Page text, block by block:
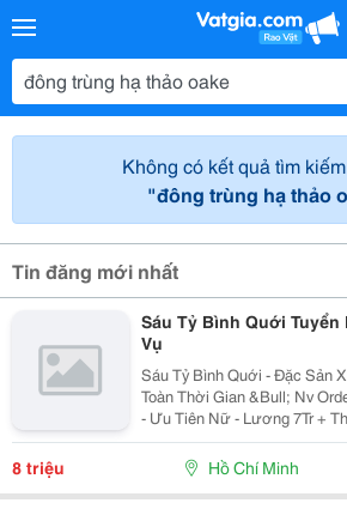
Không có kết quả tìm
"đông trùng hạ thảo
Tin đăng mới nhất
Sáu Tỷ Bình Quới Tuyển
Vụ
Sáu Tỷ Bình Quới - Đặc Sản Xứ Nẫu Cần
Toàn Thời Gian &Bull; Nv Order : 5 Người Sức Khỏe Tốt
- Ưu Tiên Nữ - Lương 7Tr + Tháng 13 - Tip Mỗi Ngày -
Có Ca Suốt Hoặc Ca Gãy - Tháng 2 Ngày Off - Lễ X 2 -
Được Nghỉ Tết Nđ ...
8 triệu Hồ Chí Minh